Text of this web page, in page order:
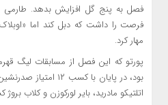
فصل به پنج گل افزایش بدهد. طارمی
فرصت را داشت که دبل کند اما
مهار کرد.
پورتو که این فصل از مسابقات لیگ
بود، در پایان با
اتلتیکو مادرید، بایر لورکوزن و کلاب